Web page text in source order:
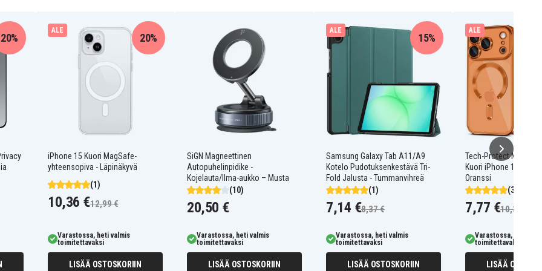
ja miellyttävän
on täydellisesti
muotonsa pitkään.
Sisätaskut tarjoavat
20%
ALE
iPhone 15 Kuori MagSafe-
yhteensopiva - Läpinäkyvä
(1)
20%
10,36 €12,99 €
Varastossa, heti valmis
toimitettavaksi
LISÄÄ OSTOSKORIIN
SiGN Magneettinen
Autopuhelinpidike -
Kojelauta/Ilma-aukko – Musta
(10)
20,50 €
Varastossa, heti valmis
toimitettavaksi
LISÄÄ OSTOSKORIIN
ALE
Samsung Galaxy Tab A11/A9
Kotelo Pudotuksenkestävä Tri-
Fold Jalusta - Tummanvihreä
(1)
15%
7,14 €8,37 €
Varastossa, heti valmis
toimitettavaksi
LISÄÄ OSTOSKORIIN
ALE
Tech-Protect MagFlex
Kuori iPhone 17 Pro -
Oranssi
(3)
7,77 €10,36 €
Varastossa, heti
toimitettavaksi
LISÄÄ